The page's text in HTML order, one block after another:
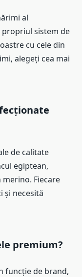
al
sistem de
cu cele din
alegeți cea mai
de calitate
egiptean,
Fiecare
și necesită
premium?
funcție de brand,